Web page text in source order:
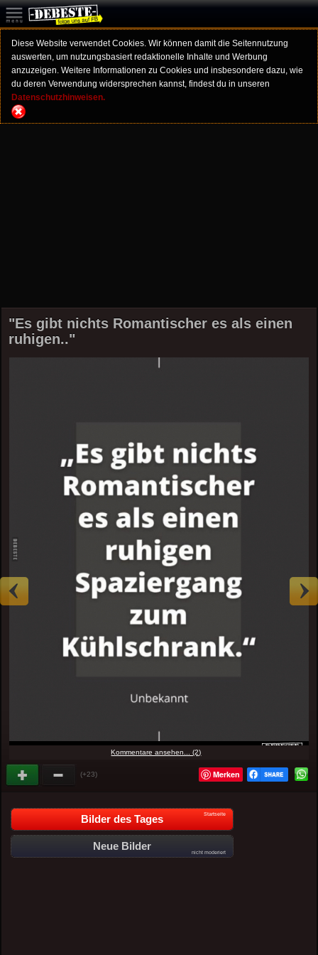
Diese Website verwendet Cookies. Wir können damit die Seitennutzung
auswerten, um nutzungsbasiert redaktionelle Inhalte und Werbung
anzuzeigen. Weitere Informationen zu Cookies und insbesondere dazu, wie
du deren Verwendung widersprechen kannst, findest du in unseren
Datenschutzhinweisen.
"Es gibt nichts Romantischer es als einen
ruhigen.."
Kommentare ansehen... (2)
(+23) Merken
Bilder des Tages Startseite
Neue Bilder
nicht moderiert